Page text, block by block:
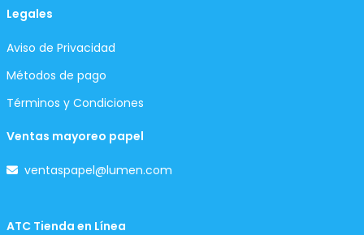
Legales
Aviso de Privacidad
Métodos de pago
Términos y Condiciones
Ventas mayoreo papel
ventaspapel@lumen.com
ATC Tienda en Línea